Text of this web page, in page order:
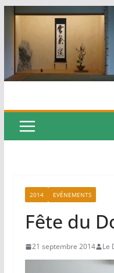
Passer
contenu
2014 EVÉNEMENTS
Fête du
21 septembre 2014 Le